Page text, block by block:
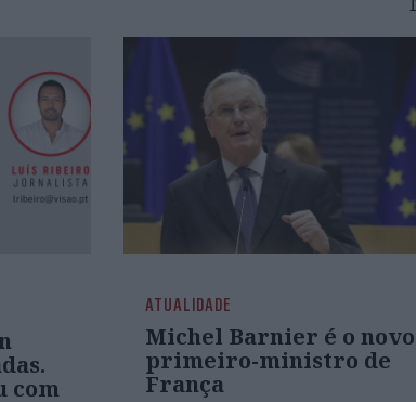
com
ATUALIDADE
Michel Barnier é o novo
primeiro-ministro de
França